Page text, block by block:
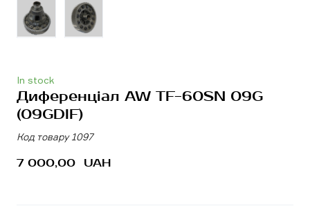
In stock
Диференціал AW TF-60SN 09G
(09GDIF)
Код товару 1097
7 000,00  UAH